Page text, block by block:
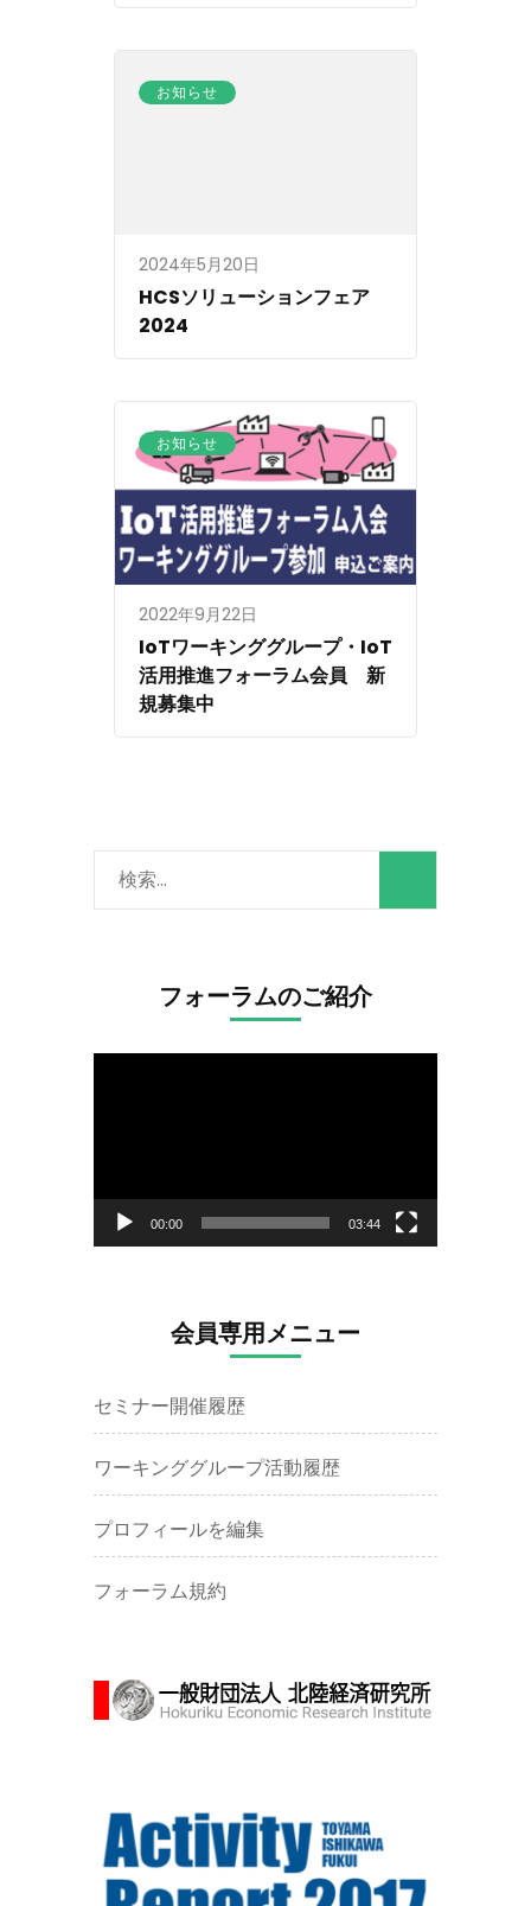
お知らせ
2024年5月20日
HCSソリューションフェア
2024
お知らせ
2022年9月22日
IoTワーキンググループ・IoT
活用推進フォーラム会員 新
規募集中
検
索:
フォーラムのご紹介
ー
00:00 03:44
会員専用メニュー
セミナー開催履歴
ワーキンググループ活動履歴
プロフィールを編集
フォーラム規約